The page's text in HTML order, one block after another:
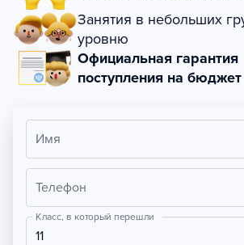
Занятия в небольших
уровню
Официальная гарантия
поступления на бюджет
Имя
Телефон
Класс, в который перешли
11